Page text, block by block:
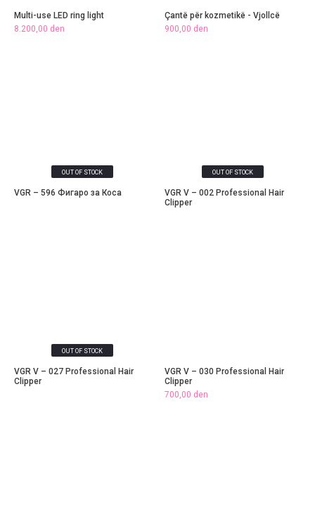
Multi-use LED ring light
8.200,00 den
Çantë për kozmetikë - Vjollcë
900,00 den
OUT OF STOCK
VGR – 596 Фигаро за Коса
OUT OF STOCK
VGR V – 002 Professional Hair
Clipper
OUT OF STOCK
VGR V – 027 Professional Hair
Clipper
VGR V – 030 Professional Hair
Clipper
700,00 den